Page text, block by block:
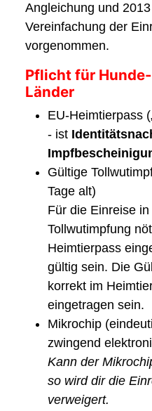
Angleichung und
Vereinfachung der
vorgenommen.
Pflicht für
Länder
EU-Heimtierpass
- ist
Gültige
Tage alt)
Für die Einreise
Tollwutimpfung
Heimtierpass
gültig sein. Die
korrekt im
eingetragen sein.
Mikrochip
zwingend
Kann der
so wird dir die
verweigert.